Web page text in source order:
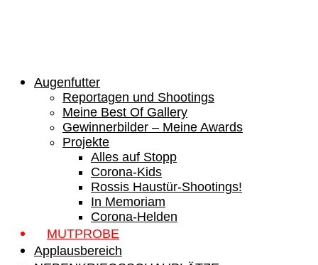
Augenfutter
Reportagen und Shootings
Meine Best Of Gallery
Gewinnerbilder – Meine Awards
Projekte
Alles auf Stopp
Corona-Kids
Rossis Haustür-Shootings!
In Memoriam
Corona-Helden
MUTPROBE
Applausbereich